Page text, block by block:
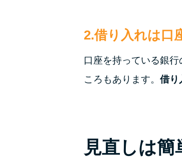
2.借り入れは口
口座を持っている銀
ころもあります。 借り
見直しは簡